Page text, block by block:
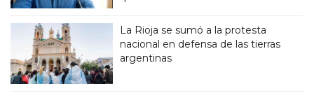
La Rioja se sumó a la protesta
nacional en defensa de las tierras
argentinas